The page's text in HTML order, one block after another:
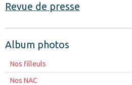
Revue de presse
Album photos
Nos filleuls
Nos NAC